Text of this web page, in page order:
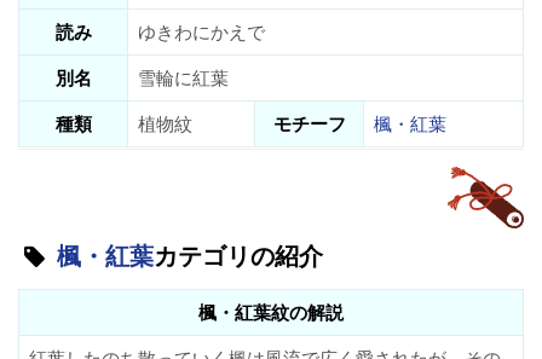
読み
ゆきわにかえで
別名
雪輪に紅葉
種類
植物紋 モチーフ 楓・紅葉
楓・紅葉カテゴリの紹介
楓・紅葉紋の解説